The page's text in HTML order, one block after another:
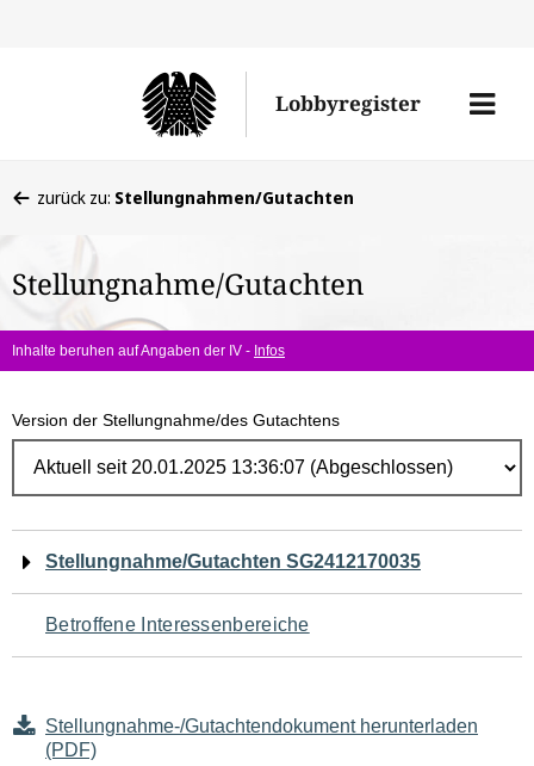
Lobbyregister
Menü
befinden
hier:
zurück zu: Stellungnahmen/Gutachten
Stellungnahme/Gutachten
Inhalte beruhen auf Angaben der IV - Infos
Version der Stellungnahme/des Gutachtens
Navigation
für
den
Seiteninhalt
Stellungnahme/Gutachten SG2412170035
Betroffene Interessenbereiche
Stellungnahme-/Gutachtendokument herunterladen
(PDF)